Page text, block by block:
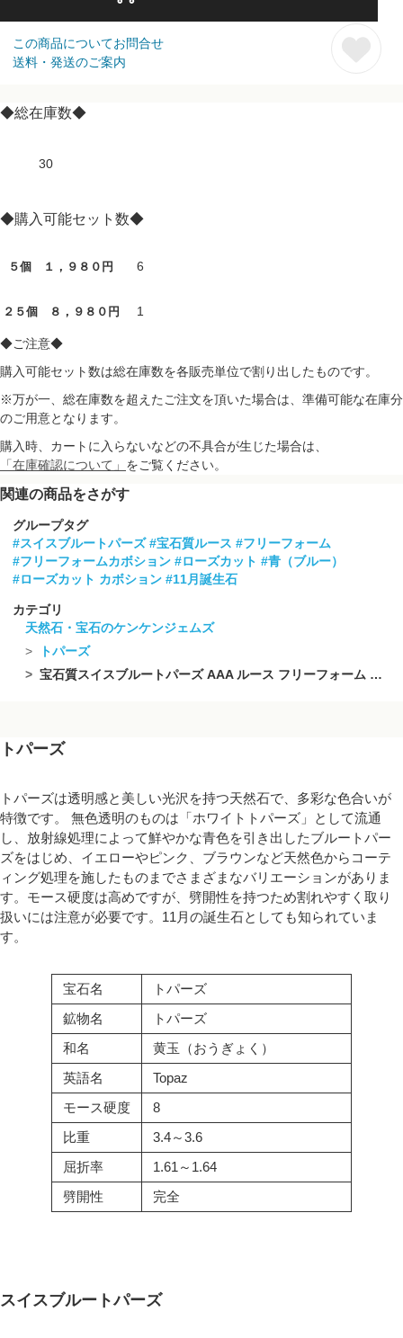
この商品についてお問合せ
送料・発送のご案内
◆総在庫数◆
30
◆購入可能セット数◆
５個 １，９８０円 6
２５個 ８，９８０円 1
◆ご注意◆
購入可能セット数は総在庫数を各販売単位で割り出したものです。
※万が一、総在庫数を超えたご注文を頂いた場合は、準備可能な在庫分
のご用意となります。
購入時、カートに入らないなどの不具合が生じた場合は、
「在庫確認について」 をご覧ください。
関連の商品をさがす
グループタグ
#スイスブルートパーズ #宝石質ルース #フリーフォーム
#フリーフォームカボション #ローズカット #青（ブルー）
#ローズカット カボション #11月誕生石
カテゴリ
天然石・宝石のケンケンジェムズ
トパーズ
宝石質スイスブルートパーズ AAA ルース フリーフォーム 片面ローズカット 5個
トパーズ
トパーズは透明感と美しい光沢を持つ天然石で、多彩な色合いが
特徴です。 無色透明のものは「ホワイトトパーズ」として流通
し、放射線処理によって鮮やかな青色を引き出したブルートパー
ズをはじめ、イエローやピンク、ブラウンなど天然色からコーテ
ィング処理を施したものまでさまざまなバリエーションがありま
す。モース硬度は高めですが、劈開性を持つため割れやすく取り
扱いには注意が必要です。11月の誕生石としても知られていま
す。
宝石名
トパーズ
鉱物名
トパーズ
和名
黄玉（おうぎょく）
英語名
Topaz
モース硬度
8
比重
3.4～3.6
屈折率
1.61～1.64
劈開性
完全
スイスブルートパーズ